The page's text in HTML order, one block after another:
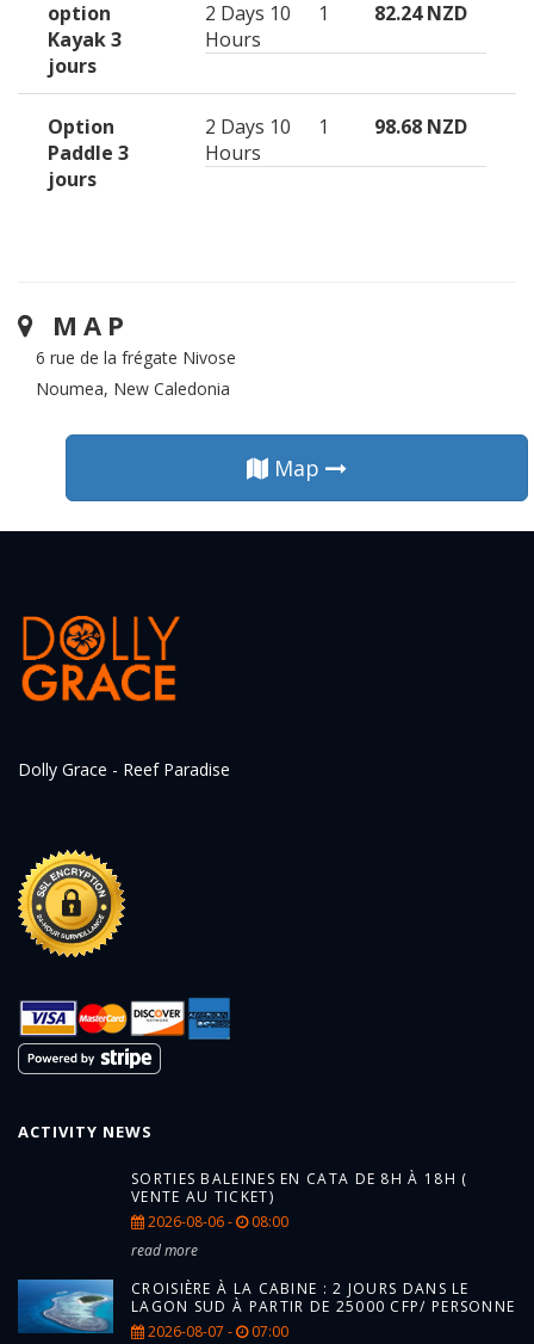
option
Kayak 3
jours
2 Days 10
Hours
1 82.24 NZD
Option
Paddle 3
jours
2 Days 10
Hours
1 98.68 NZD
MAP
6 rue de la frégate Nivose
Noumea, New Caledonia
Map
Dolly Grace - Reef Paradise
ACTIVITY NEWS
SORTIES BALEINES EN CATA DE 8H À 18H (
VENTE AU TICKET)
2026-08-06 -
08:00
read more
CROISIÈRE À LA CABINE : 2 JOURS DANS LE
LAGON SUD À PARTIR DE 25000 CFP/ PERSONNE
2026-08-07 -
07:00